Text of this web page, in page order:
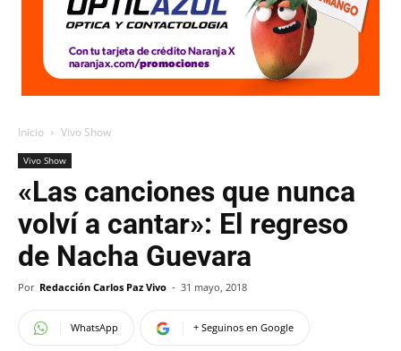
Inicio Vivo Show
Vivo Show
«Las canciones que nunca
volví a cantar»: El regreso
de Nacha Guevara
Por Redacción Carlos Paz Vivo - 31 mayo, 2018
WhatsApp + Seguinos en Google